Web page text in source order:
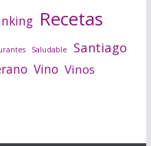
Recetas
Saludable Santiago
Vino Vinos